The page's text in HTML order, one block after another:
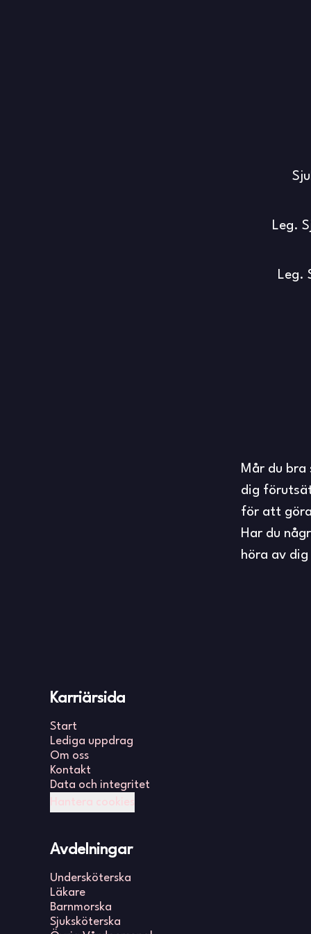
Leg.
Leg.
Mår du
dig
för att
Har du
höra av
Karriärsida
Start
Lediga uppdrag
Om oss
Kontakt
Data och integritet
Hantera cookies
Avdelningar
Undersköterska
Läkare
Barnmorska
Sjuksköterska